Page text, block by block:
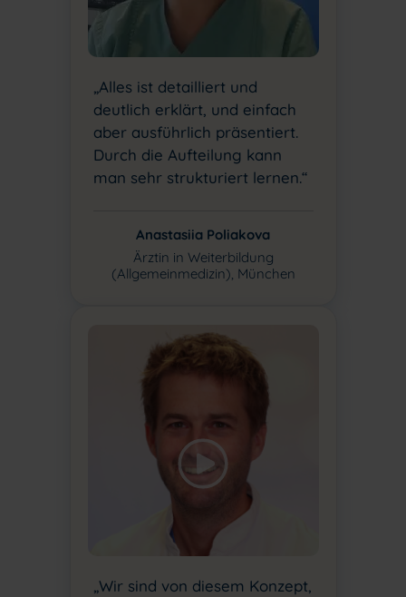
„Alles ist detailliert und
deutlich erklärt, und einfach
aber ausführlich präsentiert.
Durch die Aufteilung kann
man sehr strukturiert lernen.“
Anastasiia Poliakova
Ärztin in Weiterbildung
(Allgemeinmedizin), München
„Wir sind von diesem Konzept,